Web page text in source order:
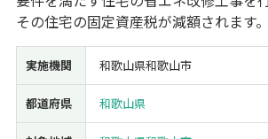
使い道
経営改善・経営強化 販路拡大
人材採用・雇用
人材育成・福利厚生
起業・創業
事業承継 災害・被災者支援
その住宅の固定資産税が減額されます。
実施機関 和歌山県和歌山市
都道府県 和歌山県